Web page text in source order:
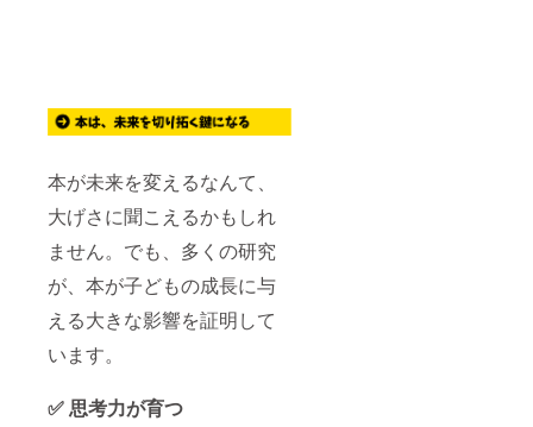
本が未来を変えるなんて、
大げさに聞こえるかもしれ
ません。でも、多くの研究
が、本が子どもの成長に与
える大きな影響を証明して
います。
✅ 思考力が育つ